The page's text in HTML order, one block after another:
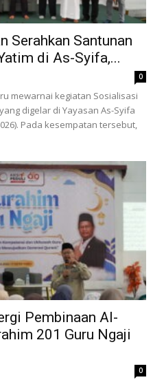
Serahkan Santunan
di As-Syifa,...
0
mewarnai kegiatan Sosialisasi
digelar di Yayasan As-Syifa
Pada kesempatan tersebut,
Pembinaan Al-
201 Guru Ngaji
0